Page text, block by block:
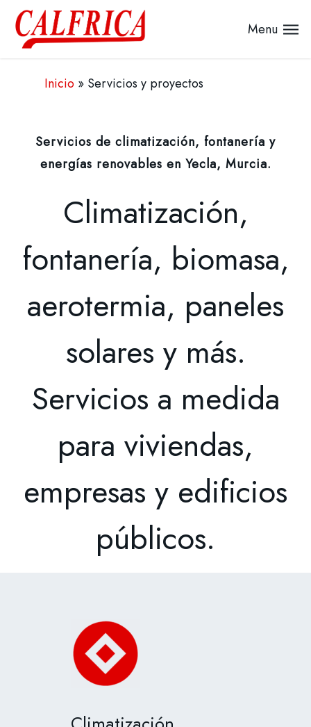
Menu
Inicio » Servicios y proyectos
Servicios de climatización, fontanería y
energías renovables en Yecla, Murcia.
Climatización,
fontanería, biomasa,
aerotermia, paneles
solares y más.
Servicios a medida
para viviendas,
empresas y edificios
públicos.